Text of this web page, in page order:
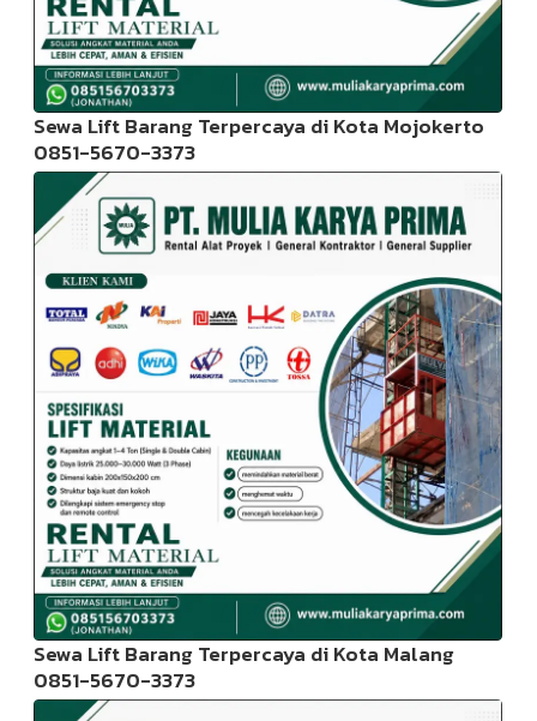
Sewa Lift Barang Terpercaya di Kota Mojokerto
0851-5670-3373
Sewa Lift Barang Terpercaya di Kota Malang
0851-5670-3373